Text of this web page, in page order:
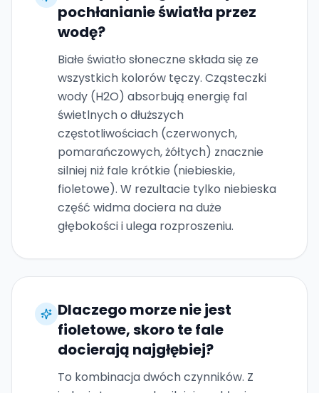
pochłanianie światła przez
wodę?
Białe światło słoneczne składa się ze
wszystkich kolorów tęczy. Cząsteczki
wody (H2O) absorbują energię fal
świetlnych o dłuższych
częstotliwościach (czerwonych,
pomarańczowych, żółtych) znacznie
silniej niż fale krótkie (niebieskie,
fioletowe). W rezultacie tylko niebieska
część widma dociera na duże
głębokości i ulega rozproszeniu.
Dlaczego morze nie jest
fioletowe, skoro te fale
docierają najgłębiej?
To kombinacja dwóch czynników. Z